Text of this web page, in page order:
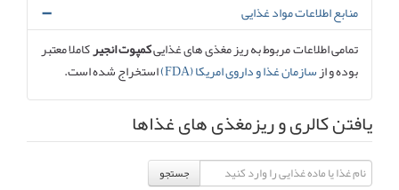
منابع اطلاعات مواد غذایی
تمامی اطلاعات مربوط به ریز مغذی های غذاییکمپوت انجیرکاملا معتبر
بوده و ازسازمان غذا و داروی امریکا (FDA) استخراج شده است.
یافتن کالری و ریزمغذی های غذاها
جستجو